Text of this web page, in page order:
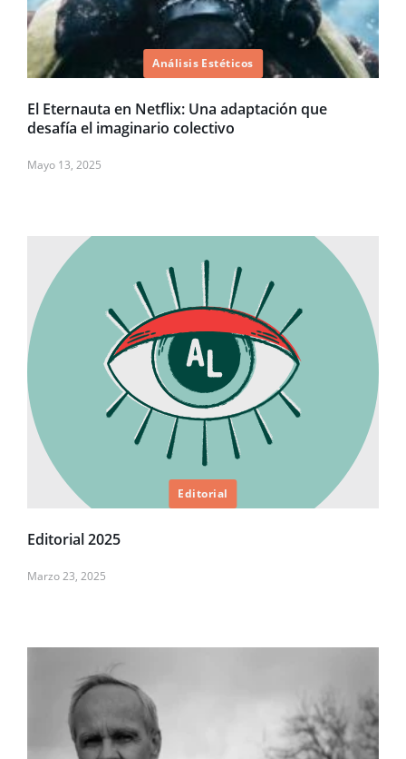
Análisis Estéticos
El Eternauta en Netflix: Una adaptación que
desafía el imaginario colectivo
Mayo 13, 2025
Editorial
Editorial 2025
Marzo 23, 2025